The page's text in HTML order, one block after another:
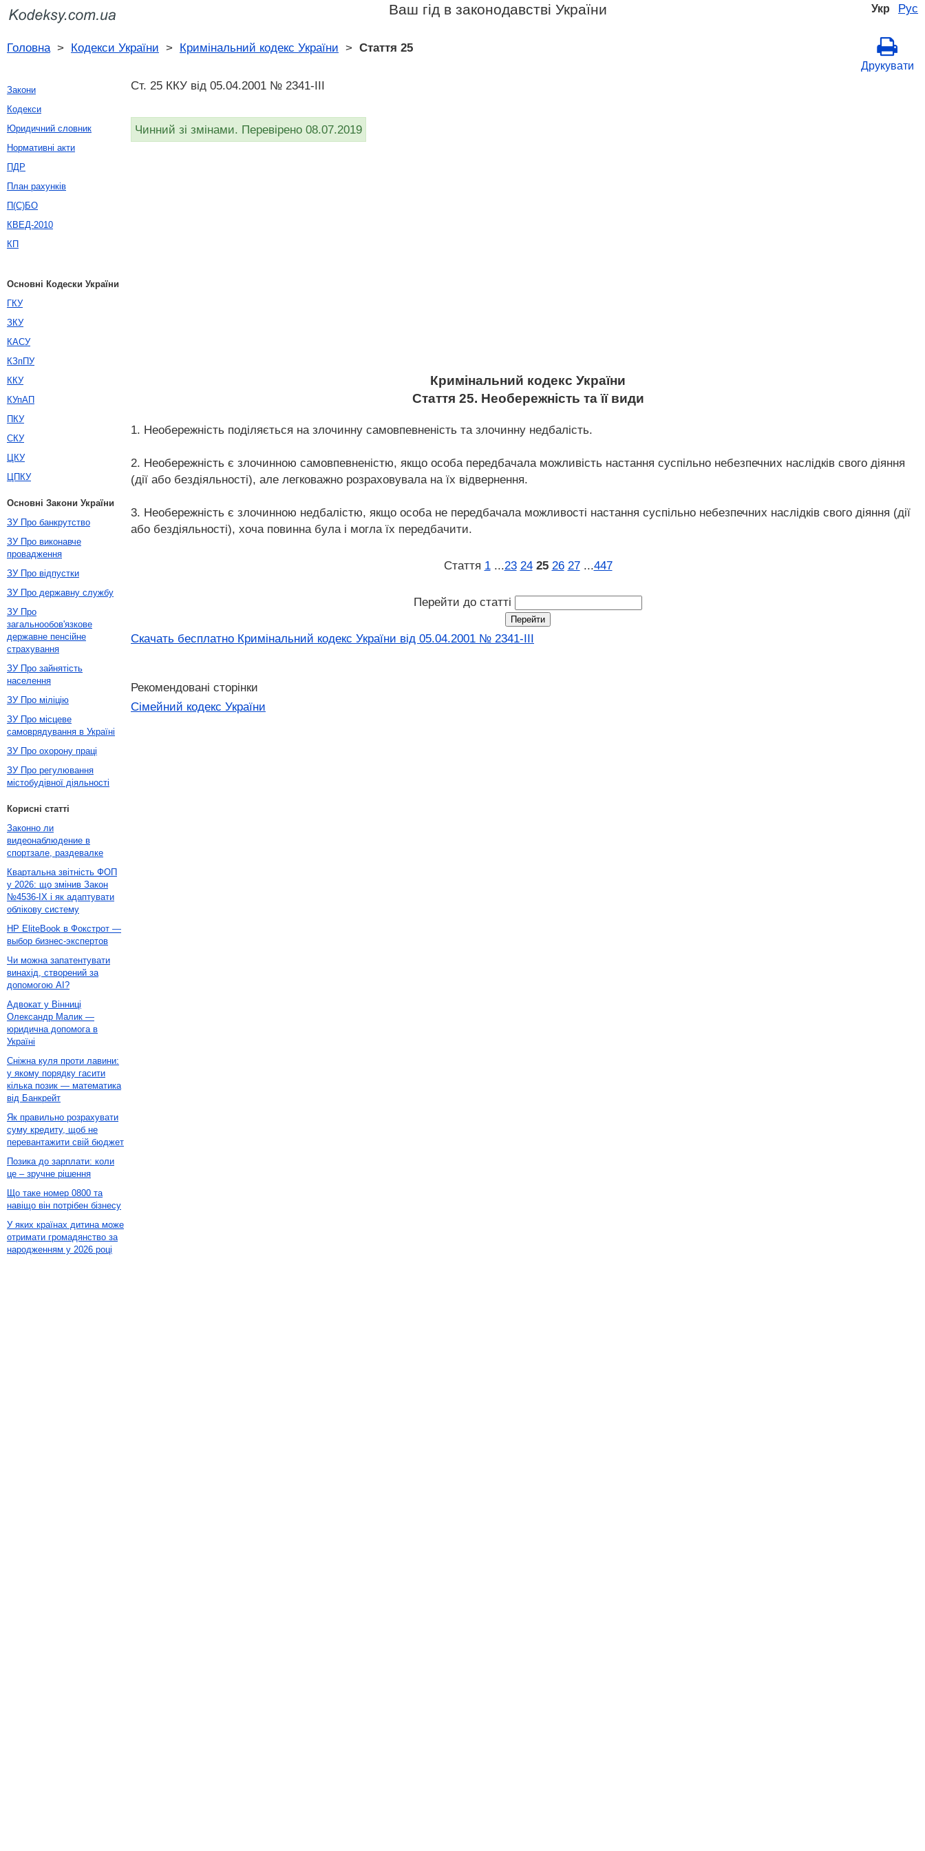
Укр Рус
Ваш гід в законодавстві України
Головна> Кодекси України > Кримінальний кодекс України > Стаття 25
Друкувати
Ст. 25 ККУ від 05.04.2001 № 2341-III
Чинний зі змінами. Перевірено 08.07.2019
Кримінальний кодекс України
Стаття 25. Необережність та її види
1. Необережність поділяється на злочинну самовпевненість та злочинну недбалість.
2. Необережність є злочинною самовпевненістю, якщо особа передбачала можливість настання суспільно небезпечних наслідків свого діяння
(дії або бездіяльності), але легковажно розраховувала на їх відвернення.
3. Необережність є злочинною недбалістю, якщо особа не передбачала можливості настання суспільно небезпечних наслідків свого діяння (дії
або бездіяльності), хоча повинна була і могла їх передбачити.
Стаття 1 ...23 24 25 26 27 ...447
Перейти до статті
Скачать бесплатно Кримінальний кодекс України від 05.04.2001 № 2341-III
Рекомендовані сторінки
Сімейний кодекс України
Закони
Кодекси
Юридичний словник
Нормативні акти
ПДР
План рахунків
П(С)БО
КВЕД-2010
КП
Основні Кодески України
ГКУ
ЗКУ
КАСУ
КЗпПУ
ККУ
КУпАП
ПКУ
СКУ
ЦКУ
ЦПКУ
Основні Закони України
ЗУ Про банкрутство
ЗУ Про виконавче
провадження
ЗУ Про відпустки
ЗУ Про державну службу
ЗУ Про
загальнообов'язкове
державне пенсійне
страхування
ЗУ Про зайнятість
населення
ЗУ Про міліцію
ЗУ Про місцеве
самоврядування в Україні
ЗУ Про охорону праці
ЗУ Про регулювання
містобудівної діяльності
Корисні статті
Законно ли
видеонаблюдение в
спортзале, раздевалке
Квартальна звітність ФОП
у 2026: що змінив Закон
№4536-IX і як адаптувати
облікову систему
HP EliteBook в Фокстрот —
выбор бизнес-экспертов
Чи можна запатентувати
винахід, створений за
допомогою AI?
Адвокат у Вінниці
Олександр Малик —
юридична допомога в
Україні
Сніжна куля проти лавини:
у якому порядку гасити
кілька позик — математика
від Банкрейт
Як правильно розрахувати
суму кредиту, щоб не
перевантажити свій бюджет
Позика до зарплати: коли
це – зручне рішення
Що таке номер 0800 та
навіщо він потрібен бізнесу
У яких країнах дитина може
отримати громадянство за
народженням у 2026 році